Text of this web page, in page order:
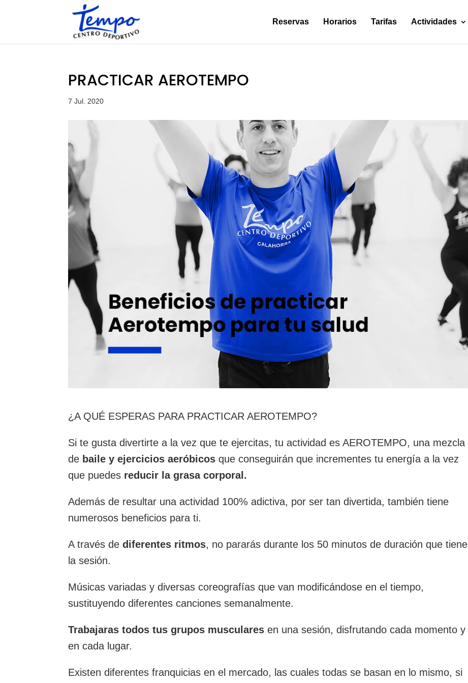
Reservas Horarios Tarifas Actividades
PRACTICAR AEROTEMPO
7 Jul. 2020
¿A QUÉ ESPERAS PARA PRACTICAR AEROTEMPO?
Si te gusta divertirte a la vez que te ejercitas, tu actividad es AEROTEMPO, una mezcla
de baile y ejercicios aeróbicos que conseguirán que incrementes tu energía a la vez
que puedes reducir la grasa corporal.
Además de resultar una actividad 100% adictiva, por ser tan divertida, también tiene
numerosos beneficios para ti.
A través de diferentes ritmos, no pararás durante los 50 minutos de duración que tiene
la sesión.
Músicas variadas y diversas coreografías que van modificándose en el tiempo,
sustituyendo diferentes canciones semanalmente.
Trabajaras todos tus grupos musculares en una sesión, disfrutando cada momento y
en cada lugar.
Existen diferentes franquicias en el mercado, las cuales todas se basan en lo mismo, si